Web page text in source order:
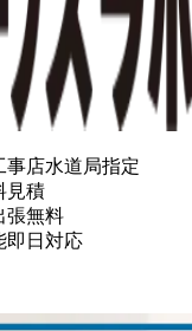
事店水道局指定
見積
張無料
即日対応